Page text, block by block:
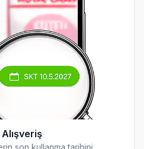
son kullanma tarihini